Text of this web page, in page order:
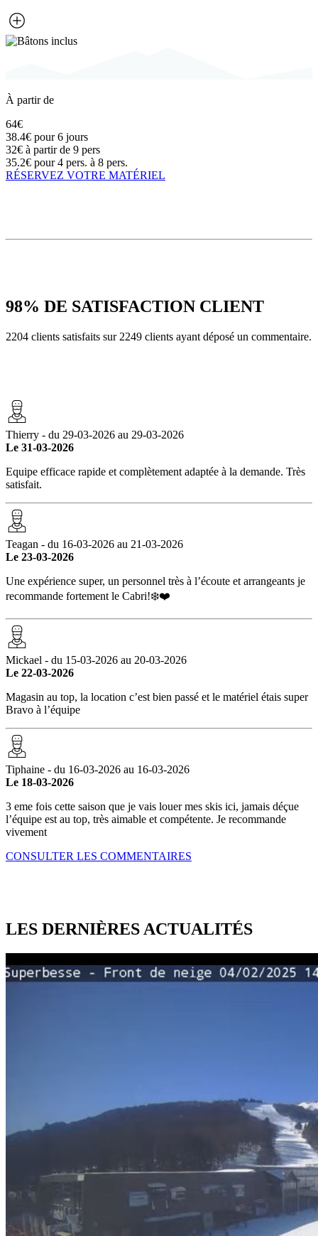
À partir de
64€
38.4€ pour 6 jours
32€ à partir de 9 pers
35.2€ pour 4 pers. à 8 pers.
RÉSERVEZ VOTRE MATÉRIEL
98% DE SATISFACTION CLIENT
2204 clients satisfaits sur 2249 clients ayant déposé un commentaire.
Thierry - du 29-03-2026 au 29-03-2026
Le 31-03-2026
Equipe efficace rapide et complètement adaptée à la demande. Très
satisfait.
Teagan - du 16-03-2026 au 21-03-2026
Le 23-03-2026
Une expérience super, un personnel très à l’écoute et arrangeants je
recommande fortement le Cabri!❄️❤️
Mickael - du 15-03-2026 au 20-03-2026
Le 22-03-2026
Magasin au top, la location c’est bien passé et le matériel étais super
Bravo à l’équipe
Tiphaine - du 16-03-2026 au 16-03-2026
Le 18-03-2026
3 eme fois cette saison que je vais louer mes skis ici, jamais déçue
l’équipe est au top, très aimable et compétente. Je recommande
vivement
CONSULTER LES COMMENTAIRES
LES DERNIÈRESACTUALITÉS